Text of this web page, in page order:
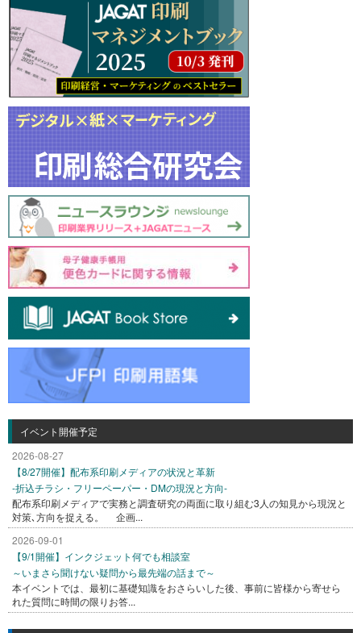
イベント開催予定
2026-08-27
【8/27開催】配布系印刷メディアの状況と革新
-折込チラシ・フリーペーパー・DMの現況と方向-
配布系印刷メディアで実務と調査研究の両面に取り組む3人の知見から現況と
対策､方向を捉える。 企画...
2026-09-01
【9/1開催】インクジェット何でも相談室
～いまさら聞けない疑問から最先端の話まで～
本イベントでは、最初に基礎知識をおさらいした後、事前に皆様から寄せら
れた質問に時間の限りお答...